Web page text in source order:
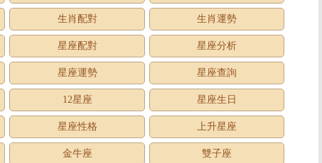
生肖配對 生肖運勢
星座配對 星座分析
星座運勢 星座查詢
12星座 星座生日
星座性格 上升星座
金牛座 雙子座